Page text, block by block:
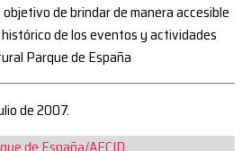
de brindar de manera accesible
de los eventos y actividades
Parque de España
de 2007.